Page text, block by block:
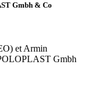
Gmbh & Co
et Armin
Gmbh